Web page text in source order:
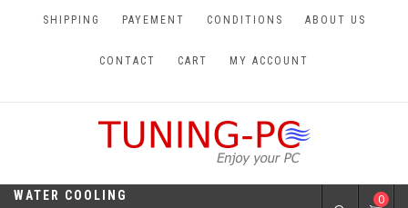
SHIPPING PAYEMENT CONDITIONS ABOUT US
CONTACT CART MY ACCOUNT
TUNING-PC
WATER COOLING
0